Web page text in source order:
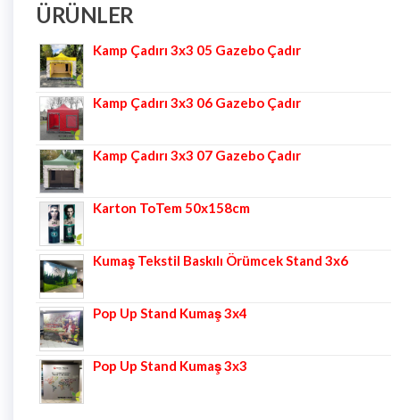
ÜRÜNLER
Kamp Çadırı 3x3 05 Gazebo Çadır
Kamp Çadırı 3x3 06 Gazebo Çadır
Kamp Çadırı 3x3 07 Gazebo Çadır
Karton ToTem 50x158cm
Kumaş Tekstil Baskılı Örümcek Stand 3x6
Pop Up Stand Kumaş 3x4
Pop Up Stand Kumaş 3x3